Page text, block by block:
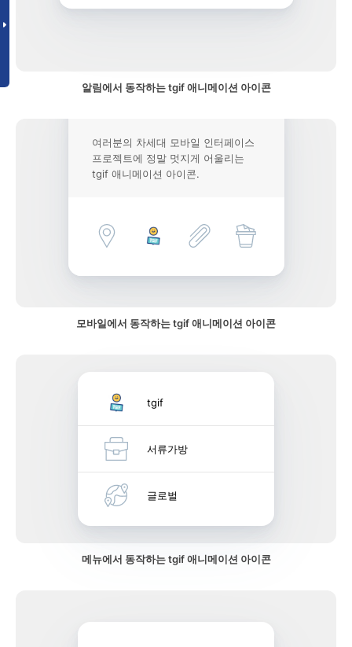
알림에서 동작하는 tgif 애니메이션 아이콘
여러분의 차세대 모바일 인터페이스
프로젝트에 정말 멋지게 어울리는
tgif 애니메이션 아이콘.
모바일에서 동작하는 tgif 애니메이션 아이콘
tgif
서류가방
글로벌
메뉴에서 동작하는 tgif 애니메이션 아이콘